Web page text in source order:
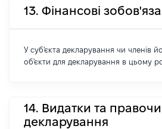
13. Фінансові
У суб'єкта декларування чи членів
об'єкти для декларування в цьому
14. Видатки та
декларування